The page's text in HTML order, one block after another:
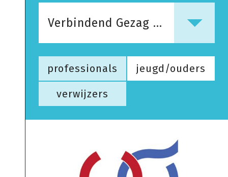
Verbindend Gezag & Geweldloos Verzet
professionals jeugd/ouders
verwijzers